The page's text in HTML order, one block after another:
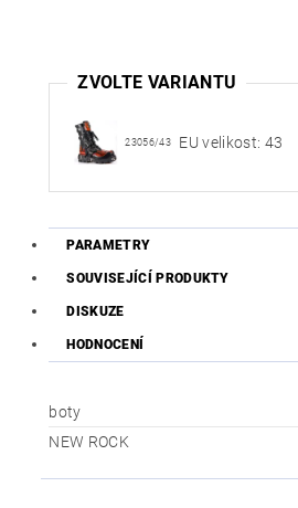
ZVOLTE VARIANTU
23056/43 EU velikost: 43
PARAMETRY
SOUVISEJÍCÍ PRODUKTY
DISKUZE
HODNOCENÍ
boty
NEW ROCK